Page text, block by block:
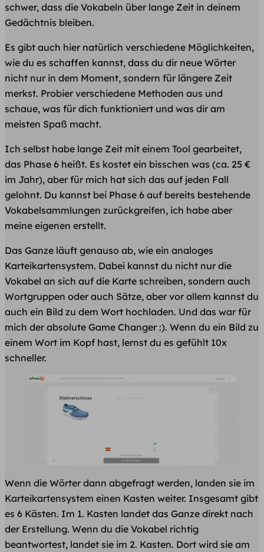
schwer, dass die Vokabeln über lange Zeit in deinem
Gedächtnis bleiben.
Es gibt auch hier natürlich verschiedene Möglichkeiten,
wie du es schaffen kannst, dass du dir neue Wörter
nicht nur in dem Moment, sondern für längere Zeit
merkst. Probier verschiedene Methoden aus und
schaue, was für dich funktioniert und was dir am
meisten Spaß macht.
Ich selbst habe lange Zeit mit einem Tool gearbeitet,
das Phase 6 heißt. Es kostet ein bisschen was (ca. 25 €
im Jahr), aber für mich hat sich das auf jeden Fall
gelohnt. Du kannst bei Phase 6 auf bereits bestehende
Vokabelsammlungen zurückgreifen, ich habe aber
meine eigenen erstellt.
Das Ganze läuft genauso ab, wie ein analoges
Karteikartensystem. Dabei kannst du nicht nur die
Vokabel an sich auf die Karte schreiben, sondern auch
Wortgruppen oder auch Sätze, aber vor allem kannst du
auch ein Bild zu dem Wort hochladen. Und das war für
mich der absolute Game Changer :). Wenn du ein Bild zu
einem Wort im Kopf hast, lernst du es gefühlt 10x
schneller.
Wenn die Wörter dann abgefragt werden, landen sie im
Karteikartensystem einen Kasten weiter. Insgesamt gibt
es 6 Kästen. Im 1. Kasten landet das Ganze direkt nach
der Erstellung. Wenn du die Vokabel richtig
beantwortest, landet sie im 2. Kasten. Dort wird sie am